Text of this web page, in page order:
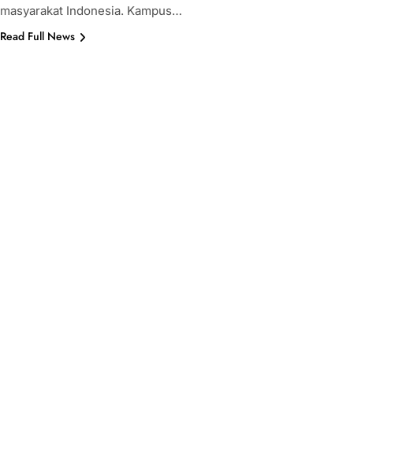
masyarakat Indonesia. Kampus…
Read Full News